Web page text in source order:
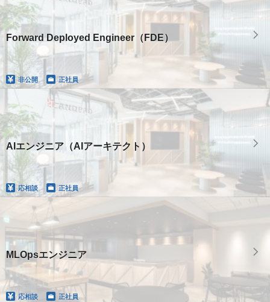
Forward Deployed Engineer（FDE）
非公開 正社員
AIエンジニア（AIアーキテクト）
応相談 正社員
MLOpsエンジニア
応相談 正社員